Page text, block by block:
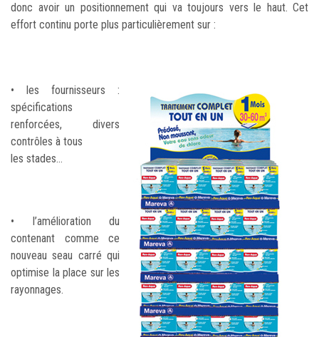
donc avoir un positionnement qui va toujours vers le haut. Cet
effort continu porte plus particulièrement sur :
• les fournisseurs :
spécifications
renforcées, divers
contrôles à tous
les stades…
• l’amélioration du
contenant comme ce
nouveau seau carré qui
optimise la place sur les
rayonnages.